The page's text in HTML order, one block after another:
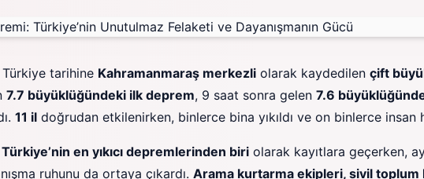
Türkiye tarihine Kahramanmaraş merkezli olarak kaydedilen çift
7.7 büyüklüğündeki ilk deprem, 9 saat sonra gelen 7.6
11 il doğrudan etkilenirken, binlerce bina yıkıldı ve on binlerce insan
Türkiye’nin en yıkıcı depremlerinden biri olarak kayıtlara geçerken,
ruhunu da ortaya çıkardı. Arama kurtarma ekipleri, sivil toplum